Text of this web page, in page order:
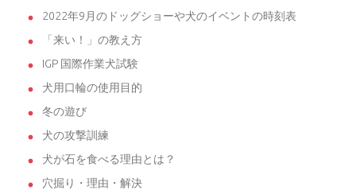
2022年9月のドッグショーや犬のイベントの時刻表
「来い！」の教え方
IGP 国際作業犬試験
犬用口輪の使用目的
冬の遊び
犬の攻撃訓練
犬が石を食べる理由とは？
穴掘り・理由・解決